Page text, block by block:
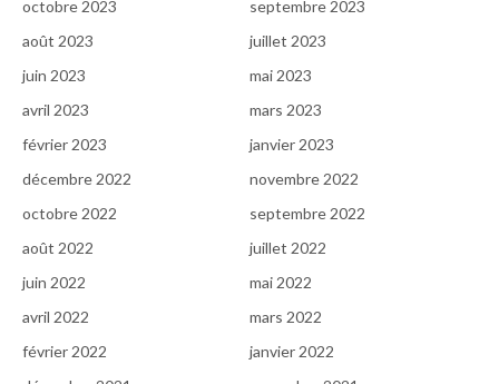
octobre 2023
septembre 2023
août 2023
juillet 2023
juin 2023
mai 2023
avril 2023
mars 2023
février 2023
janvier 2023
décembre 2022
novembre 2022
octobre 2022
septembre 2022
août 2022
juillet 2022
juin 2022
mai 2022
avril 2022
mars 2022
février 2022
janvier 2022